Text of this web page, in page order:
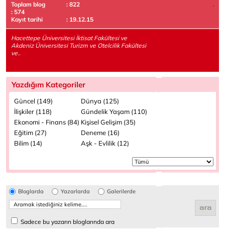
Toplam blog
: 822
: 574
Kayıt tarihi
: 19.12.15
Hacettepe Üniversitesi İktisat Fakültesi ve
Akdeniz Üniversitesi Turizm ve Otelcilik Fakültesi
ve..
Yazdığım Kategoriler
Güncel (149)
Dünya (125)
İlişkiler (118)
Gündelik Yaşam (110)
Ekonomi - Finans (84) Kişisel Gelişim (35)
Eğitim (27)
Deneme (16)
Bilim (14)
Aşk - Evlilik (12)
Bloglarda Yazarlarda Galerilerde
Sadece bu yazarın bloglarında ara